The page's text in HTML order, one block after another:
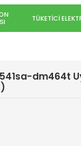
TÜKETİCİ
dm464t